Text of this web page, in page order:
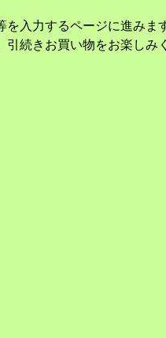
を入力するページに進みま
引続きお買い物をお楽しみ